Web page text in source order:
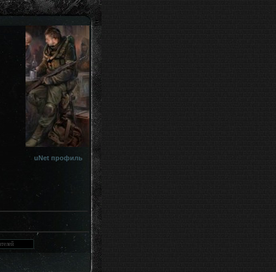
uNet профиль